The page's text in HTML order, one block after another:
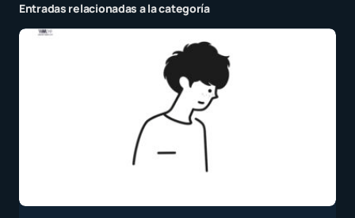
Entradas relacionadas a la categoría